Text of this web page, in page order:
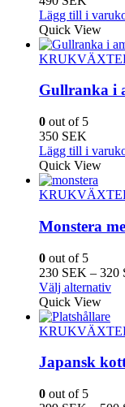
kan
Lägg till i
Quick View
Gullranka i
0 out of 5
350 SEK
Lägg till i
Quick View
Monstera
0 out of 5
230 SEK – 320
Välj alternativDen
Quick View
Japansk
0 out of 5